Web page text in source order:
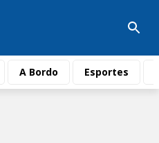
A Bordo Esportes